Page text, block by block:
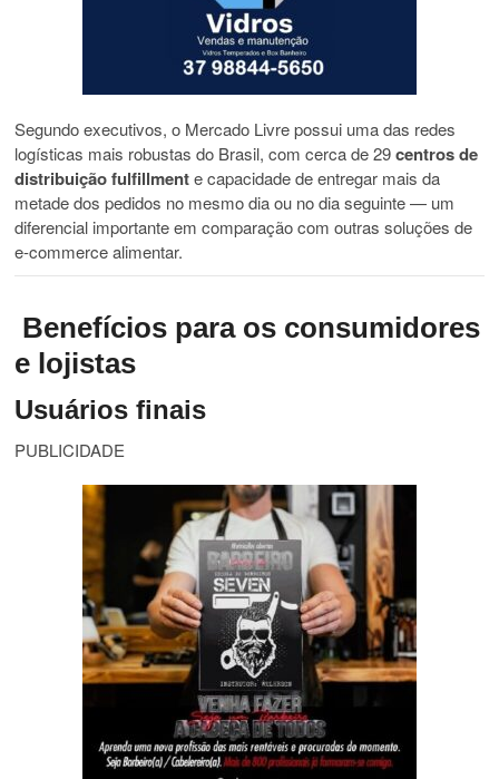
Segundo executivos, o Mercado Livre possui uma das redes
logísticas mais robustas do Brasil, com cerca de 29centros de
distribuição fulfillmente capacidade de entregar mais da
metade dos pedidos no mesmo dia ou no dia seguinte — um
diferencial importante em comparação com outras soluções de
e-commerce alimentar.
Benefícios para os consumidores
e lojistas
Usuários finais
PUBLICIDADE